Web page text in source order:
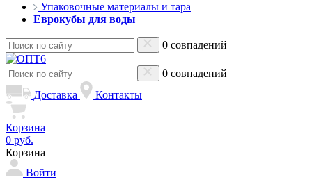
Упаковочные материалы и тара
Еврокубы для воды
0 совпадений
0 совпадений
Доставка
Контакты
Корзина
0 руб.
Корзина
Войти